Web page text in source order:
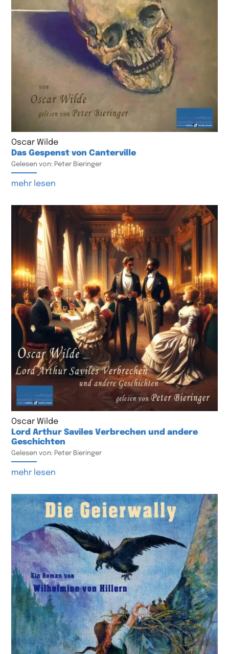
Oscar Wilde
Das Gespenst von Canterville
Gelesen von: Peter Bieringer
mehr lesen
Oscar Wilde
Lord Arthur Saviles Verbrechen und andere
Geschichten
Gelesen von: Peter Bieringer
mehr lesen